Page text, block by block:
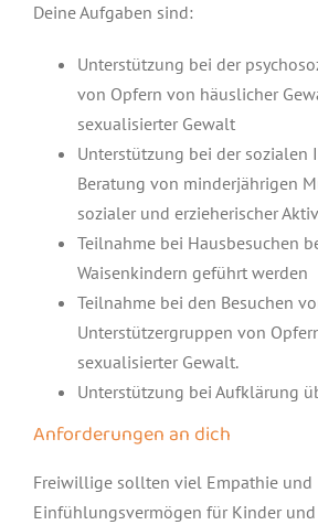
Deine Aufgaben sind:
Unterstützung bei der
von Opfern von häuslicher
sexualisierter Gewalt
Unterstützung bei der sozialen
Beratung von minderjährigen
sozialer und erzieherischer
Teilnahme bei Hausbesuchen
Waisenkindern geführt werden
Teilnahme bei den Besuchen
Unterstützergruppen von
sexualisierter Gewalt.
Unterstützung bei Aufklärung
Anforderungen an dich
Freiwillige sollten viel Empathie und
Einfühlungsvermögen für Kinder